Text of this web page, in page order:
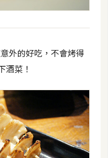
外的好吃，不會烤得
酒菜！